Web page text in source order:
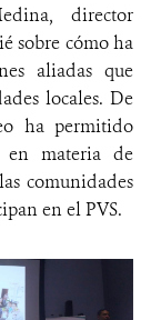
director
sobre cómo ha
aliadas que
locales. De
ha permitido
en materia de
comunidades
en el PVS.